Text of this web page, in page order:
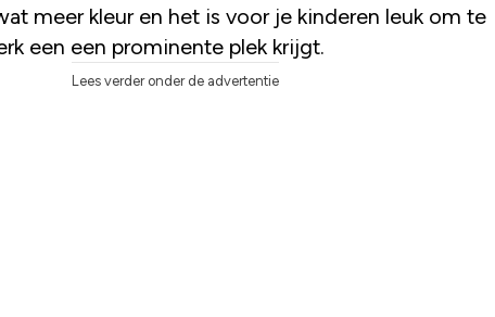
meer kleur en het is voor je kinderen leuk om te
een een prominente plek krijgt.
Lees verder onder de advertentie